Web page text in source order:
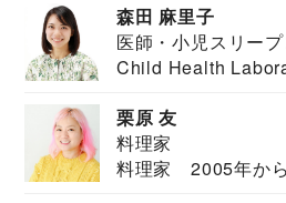
森田 麻里子
医師・小児スリー
Child Health
栗原 友
料理家
料理家 2005年か